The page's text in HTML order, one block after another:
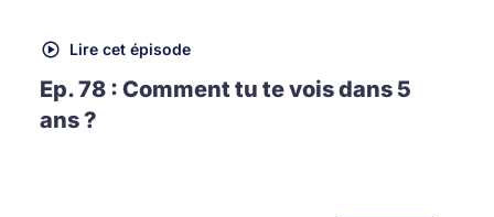
Lire cet épisode
Ep. 78 : Comment tu te vois dans 5
ans ?